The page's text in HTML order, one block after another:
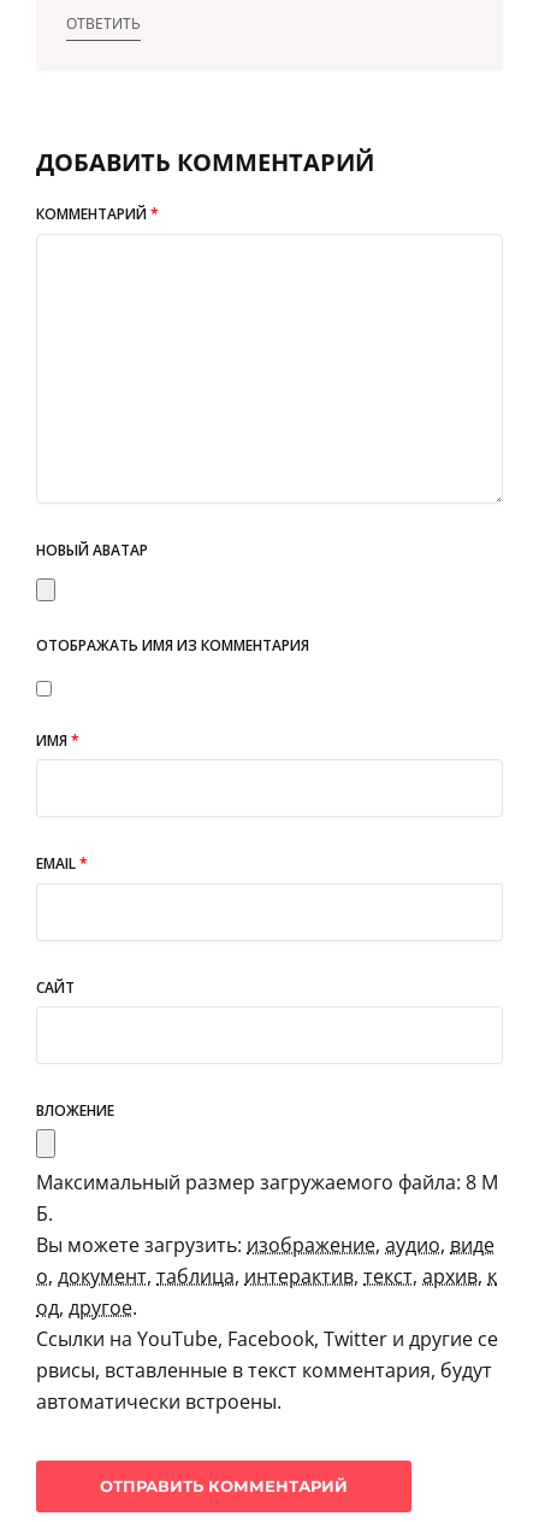
ОТВЕТИТЬ
ДОБАВИТЬ КОММЕНТАРИЙ
КОММЕНТАРИЙ*
НОВЫЙ АВАТАР
ОТОБРАЖАТЬ ИМЯ ИЗ КОММЕНТАРИЯ
ИМЯ*
EMAIL*
САЙТ
ВЛОЖЕНИЕ
Максимальный размер загружаемого файла: 8 М
Б.
Вы можете загрузить: изображение, аудио, виде
о, документ, таблица, интерактив, текст, архив, к
од, другое.
Ссылки на YouTube, Facebook, Twitter и другие се
рвисы, вставленные в текст комментария, будут
автоматически встроены.